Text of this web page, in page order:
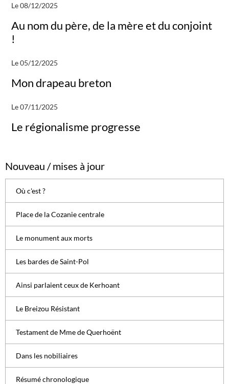
Le 08/12/2025
Au nom du père, de la mère et du conjoint
!
Le 05/12/2025
Mon drapeau breton
Le 07/11/2025
Le régionalisme progresse
Nouveau / mises à jour
Où c'est ?
Place de la Cozanie centrale
Le monument aux morts
Les bardes de Saint-Pol
Ainsi parlaient ceux de Kerhoant
Le Breizou Résistant
Testament de Mme de Querhoënt
Dans les nobiliaires
Résumé chronologique